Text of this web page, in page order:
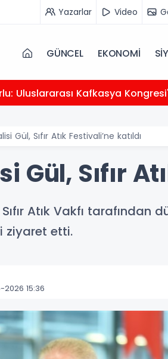
Yazarlar Video
GÜNCEL EKONOMİ
Uluslararası Kafkasya
Gül, Sıfır Atık Festivali’ne katıldı
Gül, Sıfır
Atık Vakfı tarafından
ziyaret etti.
15:36